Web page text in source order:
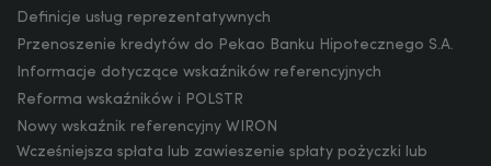
Definicje usług reprezentatywnych
Przenoszenie kredytów do Pekao Banku Hipotecznego S.A.
Informacje dotyczące wskaźników referencyjnych
Reforma wskaźników i POLSTR
Nowy wskaźnik referencyjny WIRON
Wcześniejsza spłata lub zawieszenie spłaty pożyczki lub